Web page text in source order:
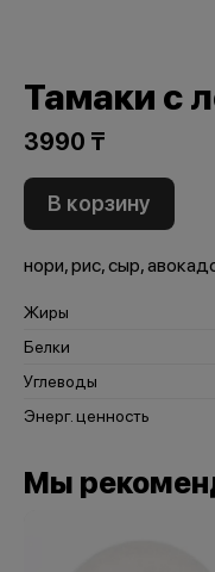
Тамаки с
3990 ₸
В корзину
нори, рис, сыр,
Жиры
Белки
Углеводы
Энерг. ценность
Мы